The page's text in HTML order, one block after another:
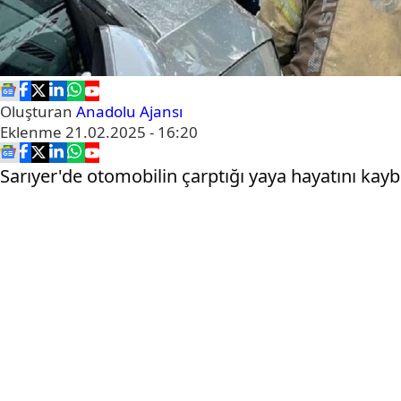
Oluşturan Anadolu Ajansı
Eklenme 21.02.2025 - 16:20
Sarıyer'de otomobilin çarptığı yaya hayatını